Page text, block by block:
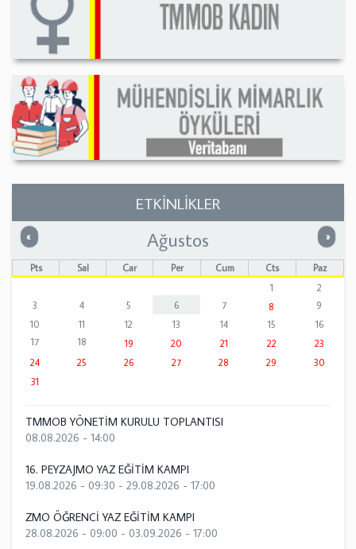
ETKİNLİKLER
« Önceki »
Ağustos
Pts Sal Çar Per Cum Cts
Paz
1
2
3
4 5 6 7 8
9
10
11 12 13 14 15
16
17
18 19 20 21 22
23
24
25 26 27 28 29
30
31
TMMOB YÖNETİM KURULU TOPLANTISI
08.08.2026 - 14:00
16. PEYZAJMO YAZ EĞİTİM KAMPI
19.08.2026 - 09:30 - 29.08.2026 - 17:00
ZMO ÖĞRENCİ YAZ EĞİTİM KAMPI
28.08.2026 - 09:00 - 03.09.2026 - 17:00